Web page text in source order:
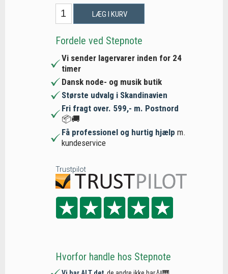
LÆG I KURV
Fordele ved Stepnote
Vi sender lagervarer inden for 24
timer
Dansk node- og musik butik
Største udvalg i Skandinavien
Fri fragt over. 599,- m. Postnord
📦🚚
Få professionel og hurtig hjælp m.
kundeservice
Trustpilot
Hvorfor handle hos Stepnote